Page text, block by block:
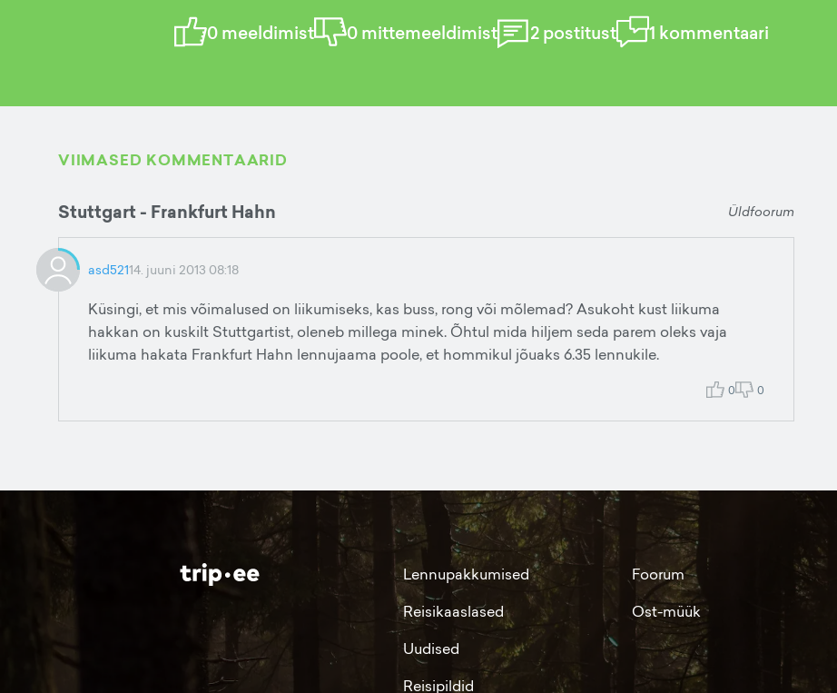
0meeldimist 0mittemeeldimist 2postitust 1 kommentaari
VIIMASED KOMMENTAARID
Stuttgart - Frankfurt Hahn Üldfoorum
asd52114. juuni 2013 08:18
Küsingi, et mis võimalused on liikumiseks, kas buss, rong või mõlemad? Asukoht kust liikuma
hakkan on kuskilt Stuttgartist, oleneb millega minek. Õhtul mida hiljem seda parem oleks vaja
liikuma hakata Frankfurt Hahn lennujaama poole, et hommikul jõuaks 6.35 lennukile.
0 0
Lennupakkumised
Reisikaaslased
Uudised
Reisipildid
Foorum
Ost-müük